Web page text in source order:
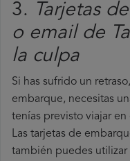
3.
Tarjetas
o email de
la culpa
Si has sufrido un
embarque, necesitas
tenías previsto viajar
Las tarjetas de
también puedes utilizar